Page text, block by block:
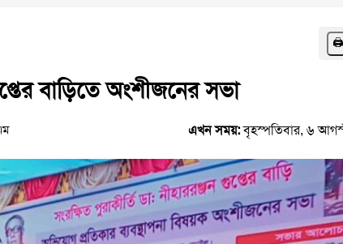
🖨️
বাড়িতে অংশীজনের সভা
এখন সময়:বৃহস্পতিবার, ৬